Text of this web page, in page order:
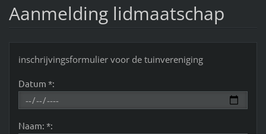
Aanmelding lidmaatschap
inschrijvingsformulier voor de tuinvereniging
Datum *:
Naam: *: